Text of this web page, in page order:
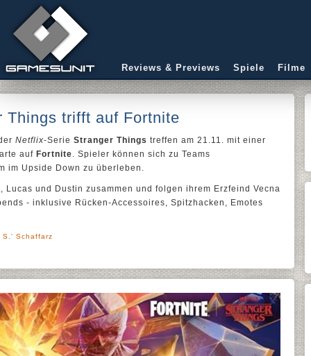
Reviews & Previews Spiele Filme
Things trifft auf Fortnite
Netflix-Serie Stranger Things treffen am 21.11. mit einer
auf Fortnite. Spieler können sich zu Teams
im Upside Down zu überleben.
und Dustin zusammen und folgen ihrem Erzfeind Vecna
- inklusive Rücken-Accessoires, Spitzhacken, Emotes
S.' Schaffarz